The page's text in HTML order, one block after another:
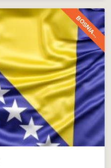
BOSNIA...